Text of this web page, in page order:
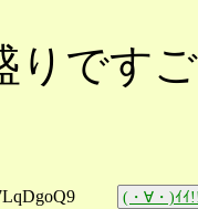
りです
(・∀・)ｲｲ